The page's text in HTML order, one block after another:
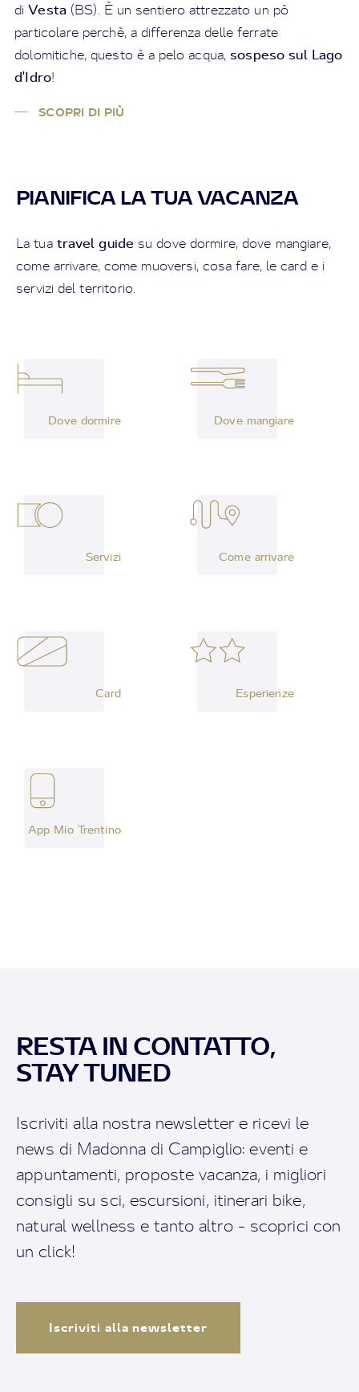
diVesta (BS). È un sentiero attrezzato un pò
particolare perchè, a differenza delle ferrate
dolomitiche, questo è a pelo acqua, sospeso sul Lago
d'Idro!
SCOPRI DI PIÙ
PIANIFICA LA TUA VACANZA
La tua travel guide su dove dormire, dove mangiare,
come arrivare, come muoversi, cosa fare, le card e i
servizi del territorio.
Dove dormire Dove mangiare
Servizi Come arrivare
Card Esperienze
App Mio Trentino
RESTA IN CONTATTO,
STAY TUNED
Iscriviti alla nostra newsletter e ricevi le
news di Madonna di Campiglio: eventi e
appuntamenti, proposte vacanza, i migliori
consigli su sci, escursioni, itinerari bike,
natural wellness e tanto altro - scoprici con
un click!
Iscriviti alla newsletter